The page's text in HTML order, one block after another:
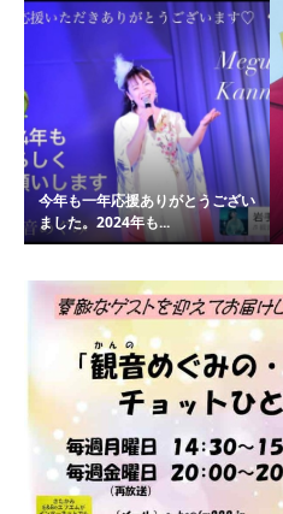
今年も一年応援ありがとうござい
ました。2024年も...